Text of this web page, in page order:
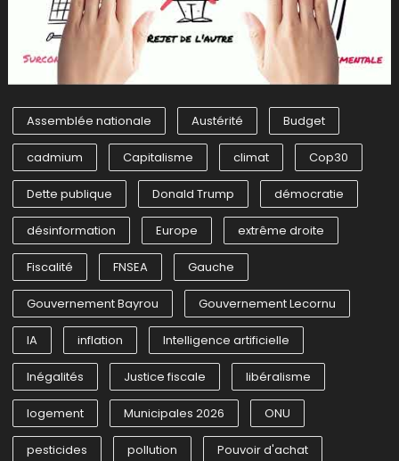
Assemblée nationale Austérité Budget
cadmium Capitalisme climat Cop30
Dette publique Donald Trump démocratie
désinformation Europe extrême droite
Fiscalité FNSEA Gauche
Gouvernement Bayrou Gouvernement Lecornu
IA inflation Intelligence artificielle
Inégalités Justice fiscale libéralisme
logement Municipales 2026 ONU
pesticides pollution Pouvoir d'achat